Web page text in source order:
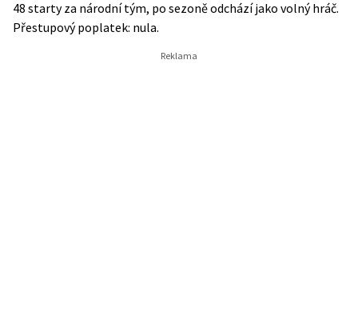
48 starty za národní tým, po sezoně odchází jako volný hráč.
Přestupový poplatek: nula.